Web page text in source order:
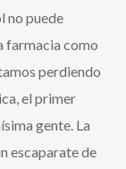
no puede
farmacia como
perdiendo
el primer
gente. La
escaparate de